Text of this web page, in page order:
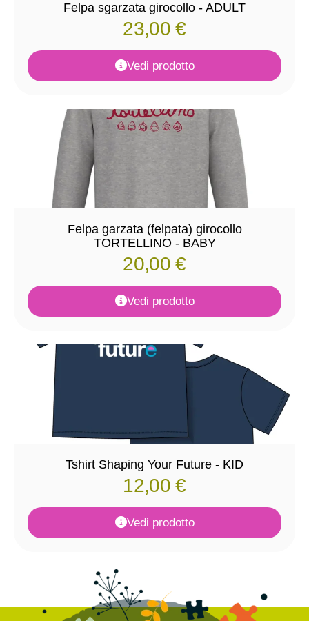
Felpa sgarzata girocollo - ADULT
23,00€
Vedi prodotto
Felpa garzata (felpata) girocollo
TORTELLINO - BABY
20,00€
Vedi prodotto
Tshirt Shaping Your Future - KID
12,00€
Vedi prodotto